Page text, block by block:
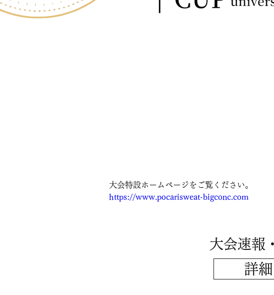
大会特設ホームページをご覧ください。
https://www.pocarisweat-bigconc.com
大会速報
詳細